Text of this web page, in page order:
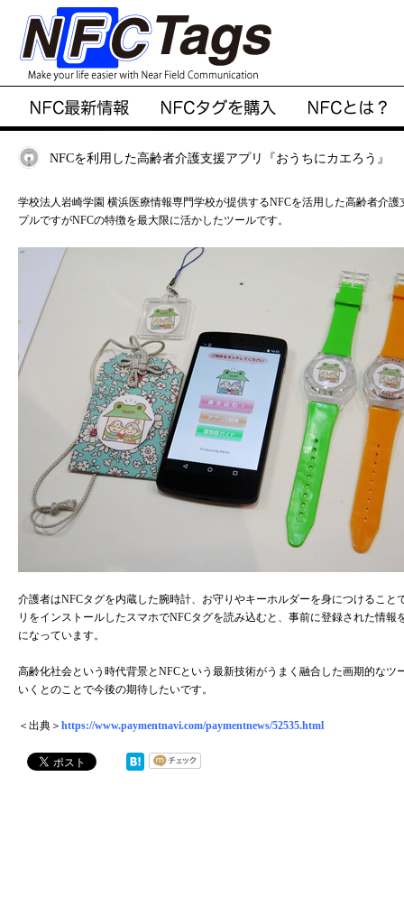
NFCを利用した高齢者介護支援アプリ『おうちにカエろう』
学校法人岩崎学園 横浜医療情報専門学校が提供するNFCを活用した高齢者介
プルですがNFCの特徴を最大限に活かしたツールです。
介護者はNFCタグを内蔵した腕時計、お守りやキーホルダーを身につけるこ
リをインストールしたスマホでNFCタグを読み込むと、事前に登録された情
になっています。
高齢化社会という時代背景とNFCという最新技術がうまく融合した画期的な
いくとのことで今後の期待したいです。
＜出典＞ https://www.paymentnavi.com/paymentnews/52535.html